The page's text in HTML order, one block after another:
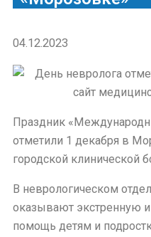
04.12.2023
Праздник
отметили 1 декабря в
городской клинической
В неврологическом
оказывают экстренную
помощь детям и